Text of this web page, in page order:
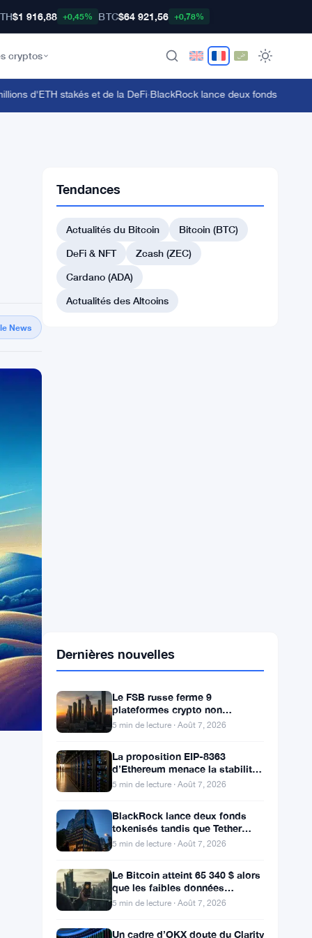
$1 916,88 +0,45% BTC$64 921,56 +0,78%
cryptos
d'ETH stakés et de la DeFi·BlackRock lance deux fonds tokenisés
News
Tendances
Actualités du Bitcoin
Bitcoin (BTC)
DeFi & NFT
Zcash (ZEC)
Cardano (ADA)
Actualités des Altcoins
Le FSB russe ferme 9
enregistrées dans une opération
anti-fraude à Moscou
5 min de lecture · Août 7, 2026
La proposition EIP-8363
de 41,5 millions d’ETH stakés et
5 min de lecture · Août 7, 2026